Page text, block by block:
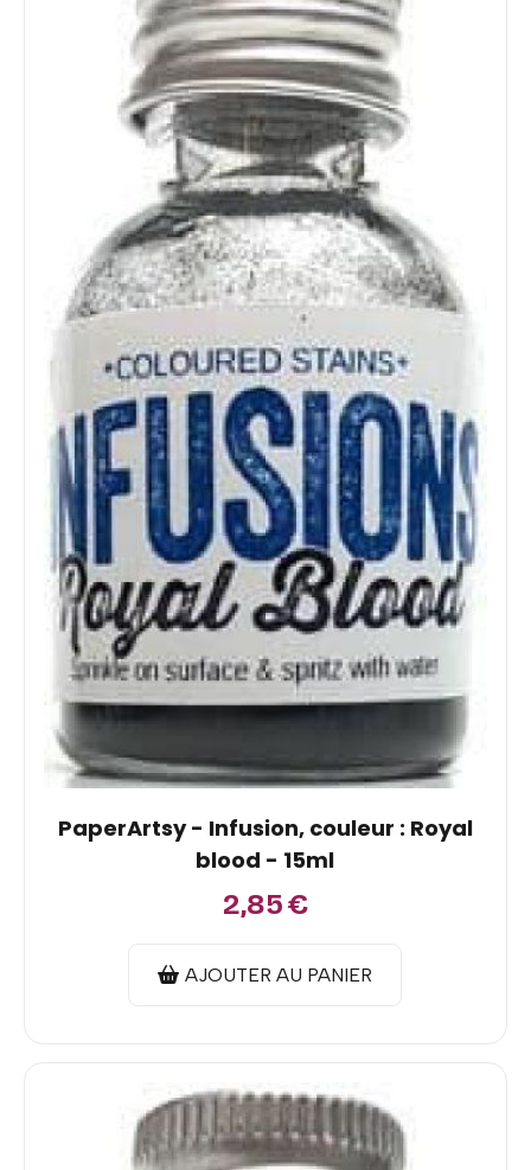
PaperArtsy - Infusion, couleur : Royal
blood - 15ml
2,85€
AJOUTER AU PANIER